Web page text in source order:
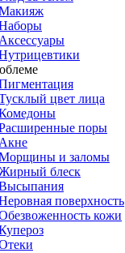
Аксессуары
цвет лица
поры
Акне
и заломы
блеск
поверхность
кожи